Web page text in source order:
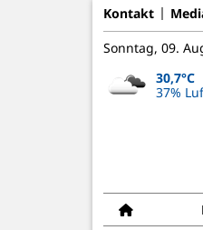
Kontakt
Sonntag, 09.
30,7°C
37%